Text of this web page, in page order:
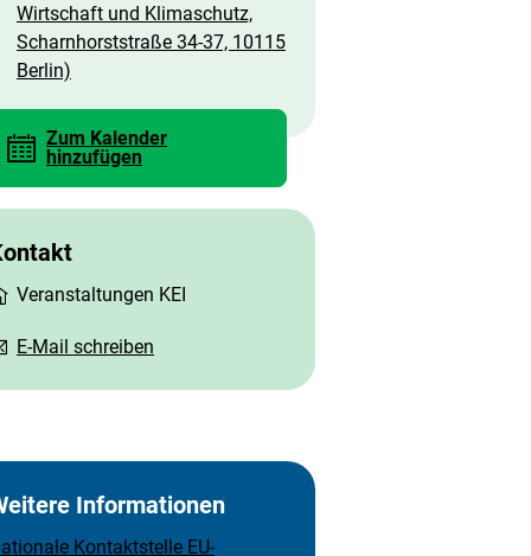
Wirtschaft und Klimaschutz,
Scharnhorststraße 34-37, 10115
Berlin)
Zum Kalender
hinzufügen
Veranstaltungen KEI
E-Mail schreiben
Informationen
Kontaktstelle EU-